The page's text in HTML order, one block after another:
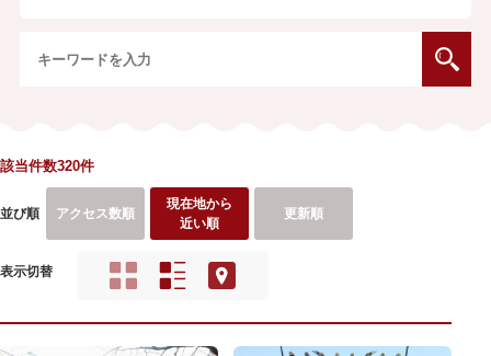
該当件数320件
並び順 アクセス数順
現在地から
近い順
更新順
表示切替